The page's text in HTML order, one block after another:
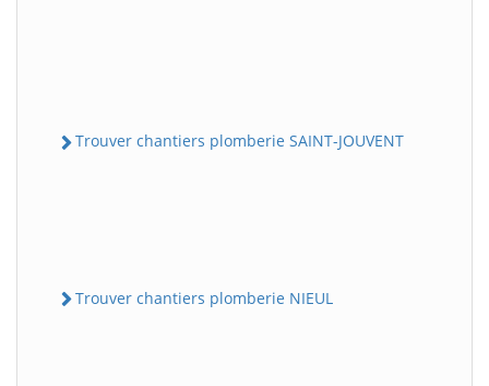
Trouver chantiers plomberie SAINT-JOUVENT
Trouver chantiers plomberie NIEUL